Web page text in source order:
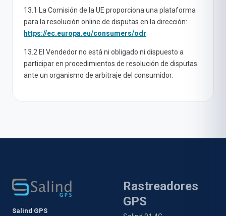
13.1 La Comisión de la UE proporciona una plataforma
para la resolución online de disputas en la dirección:
https://ec.europa.eu/consumers/odr
13.2 El Vendedor no está ni obligado ni dispuesto a
participar en procedimientos de resolución de disputas
ante un organismo de arbitraje del consumidor.
Salind GPS
Rastreadores
GPS